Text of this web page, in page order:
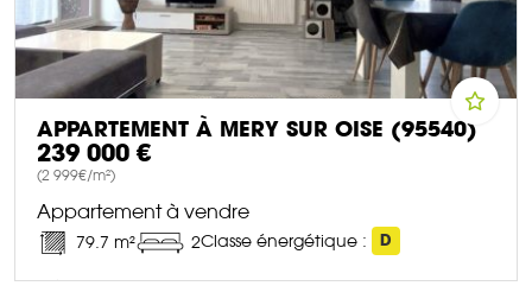
APPARTEMENT À MERY SUR OISE (95540)
239 000 €
(2 999€/m²)
Appartement à vendre
79.7 m² 2Classe énergétique : D